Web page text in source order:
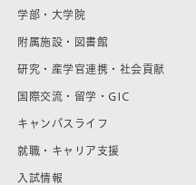
学部・大学院
附属施設・図書館
研究・産学官連携・社会貢献
国際交流・留学・GIC
キャンパスライフ
就職・キャリア支援
入試情報